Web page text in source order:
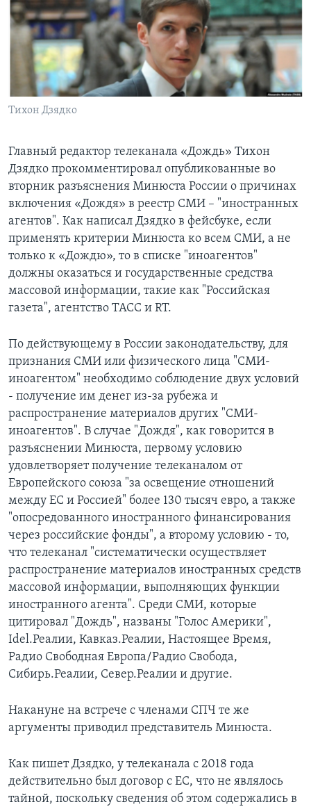
Learning English
СОЦИАЛЬНЫЕ СЕТИ
Тихон Дзядко
Главный редактор телеканала «Дождь» Тихон
Дзядко прокомментировал опубликованные во
вторник разъяснения Минюста России о причинах
включения «Дождя» в реестр СМИ – "иностранных
агентов". Как написал Дзядко в фейсбуке, если
применять критерии Минюста ко всем СМИ, а не
только к «Дождю», то в списке "иноагентов"
должны оказаться и государственные средства
массовой информации, такие как "Российская
газета", агентство ТАСС и RT.
По действующему в России законодательству, для
признания СМИ или физического лица "СМИ-
иноагентом" необходимо соблюдение двух условий
- получение им денег из-за рубежа и
распространение материалов других "СМИ-
иноагентов". В случае "Дождя", как говорится в
разъяснении Минюста, первому условию
удовлетворяет получение телеканалом от
Европейского союза "за освещение отношений
между ЕС и Россией" более 130 тысяч евро, а также
"опосредованного иностранного финансирования
через российские фонды", а второму условию - то,
что телеканал "систематически осуществляет
распространение материалов иностранных средств
массовой информации, выполняющих функции
иностранного агента". Среди СМИ, которые
цитировал "Дождь", названы "Голос Америки",
Idel.Реалии, Кавказ.Реалии, Настоящее Время,
Радио Свободная Европа/Радио Свобода,
Сибирь.Реалии, Север.Реалии и другие.
Накануне на встрече с членами СПЧ те же
аргументы приводил представитель Минюста.
Как пишет Дзядко, у телеканала с 2018 года
действительно был договор с ЕС, что не являлось
тайной, поскольку сведения об этом содержались в